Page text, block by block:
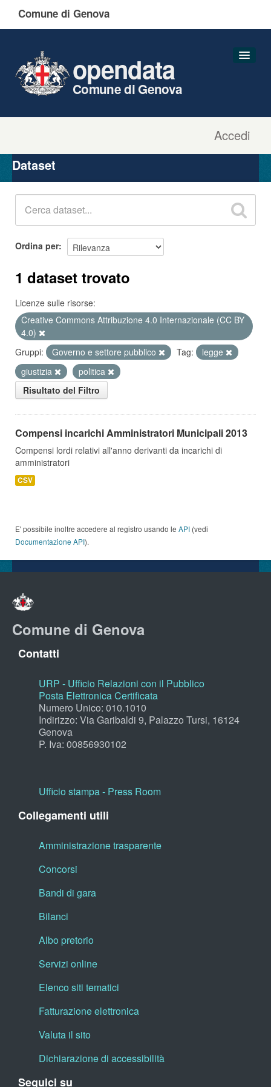
Comune di Genova
Accedi
opendata
Comune di Genova
Organizzazioni
Gruppi
Dataset
Ordina per
1 dataset trovato
Licenze sulle risorse:
Creative Commons Attribuzione 4.0 Internazionale (CC BY
4.0)
Gruppi:
Governo e settore pubblico Tag:
legge
giustizia
politica
Risultato del Filtro
Compensi incarichi Amministratori Municipali 2013
Compensi lordi relativi all'anno derivanti da incarichi di
amministratori
CSV
E' possibile inoltre accedere al registro usando le API (vedi
Documentazione API).
Comune di Genova
Contatti
URP - Ufficio Relazioni con il Pubblico
Posta Elettronica Certificata
Numero Unico: 010.1010
Indirizzo: Via Garibaldi 9, Palazzo Tursi, 16124
Genova
P. Iva: 00856930102
Ufficio stampa - Press Room
Collegamenti utili
Amministrazione trasparente
Concorsi
Bandi di gara
Bilanci
Albo pretorio
Servizi online
Elenco siti tematici
Fatturazione elettronica
Valuta il sito
Dichiarazione di accessibilità
Seguici su